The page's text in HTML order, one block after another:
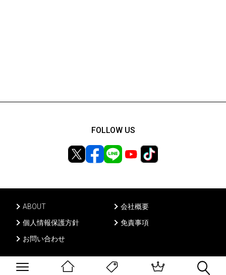
ABOUT
会社概要
個人情報保護方針
免責事項
お問い合わせ
FOLLOW US